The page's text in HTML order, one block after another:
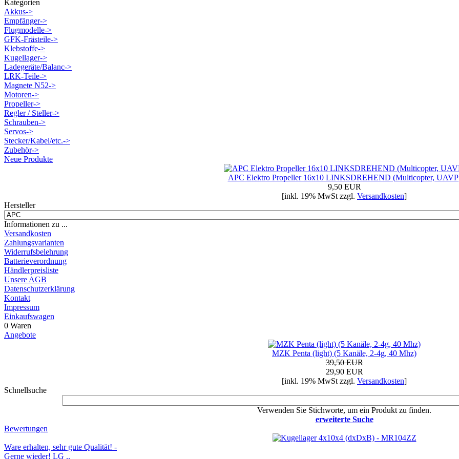
Kategorien
Akkus->
Empfänger->
Flugmodelle->
GFK-Frästeile->
Klebstoffe->
Kugellager->
Ladegeräte/Balanc->
LRK-Teile->
Magnete N52->
Motoren->
Propeller->
Regler / Steller->
Schrauben->
Servos->
Stecker/Kabel/etc.->
Zubehör->
Neue Produkte
APC Elektro Propeller 16x10 LINKSDREHEND (Multicopter,
9,50 EUR
[inkl. 19% MwSt zzgl. Versandkosten]
Hersteller
Informationen zu ...
Versandkosten
Zahlungsvarianten
Widerrufsbelehrung
Batterieverordnung
Händlerpreisliste
Unsere AGB
Datenschutzerklärung
Kontakt
Impressum
Einkaufswagen
0 Waren
Angebote
MZK Penta (light) (5 Kanäle, 2-4g, 40 Mhz)
39,50 EUR
29,90 EUR
[inkl. 19% MwSt zzgl. Versandkosten]
Schnellsuche
Verwenden Sie Stichworte, um ein Produkt zu finden.
erweiterte Suche
Bewertungen
Ware erhalten, sehr gute Qualität! -
Gerne wieder! LG ..